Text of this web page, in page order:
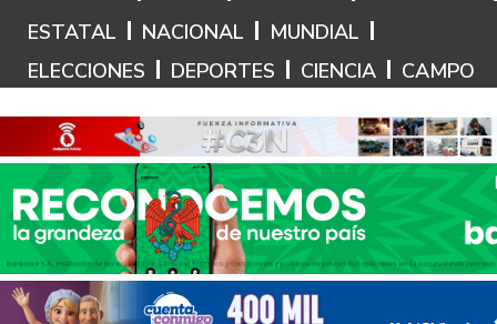
ESTATAL
NACIONAL
MUNDIAL
ELECCIONES
DEPORTES CIENCIA CAMPO